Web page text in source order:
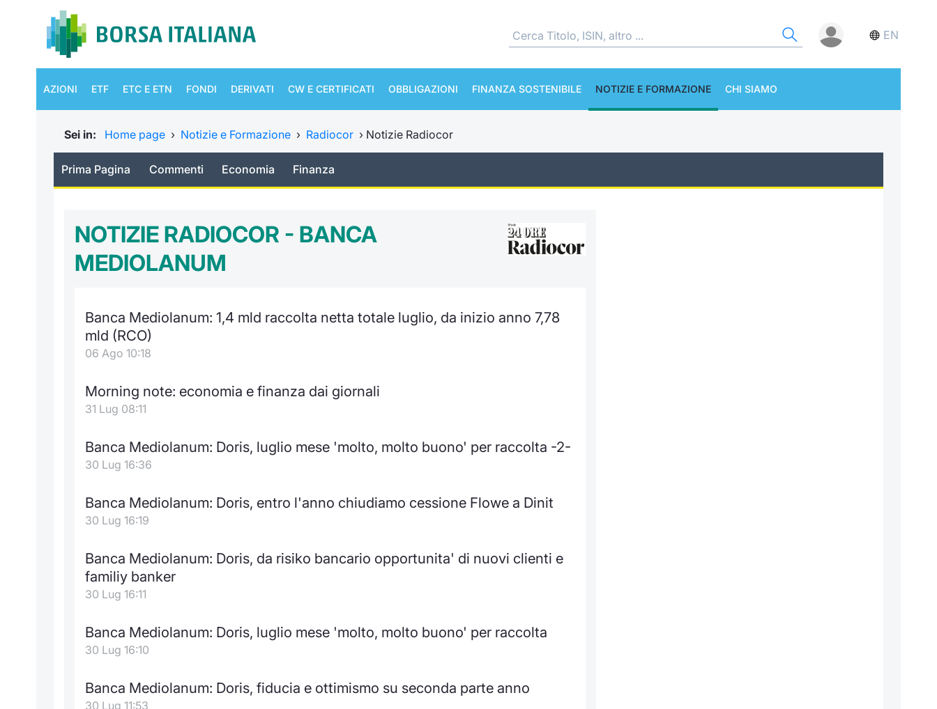
EN
AZIONI ETF ETC E ETN FONDI DERIVATI CW E CERTIFICATI OBBLIGAZIONI FINANZA SOSTENIBILE NOTIZIE E FORMAZIONE CHI SIAMO
Sei in: Home page › Notizie e Formazione › Radiocor › Notizie Radiocor
Prima Pagina Commenti Economia Finanza
NOTIZIE RADIOCOR - BANCA
MEDIOLANUM
Banca Mediolanum: 1,4 mld raccolta netta totale luglio, da inizio anno 7,78
mld (RCO)
06 Ago 10:18
Morning note: economia e finanza dai giornali
31 Lug 08:11
Banca Mediolanum: Doris, luglio mese 'molto, molto buono' per raccolta -2-
30 Lug 16:36
Banca Mediolanum: Doris, entro l'anno chiudiamo cessione Flowe a Dinit
30 Lug 16:19
Banca Mediolanum: Doris, da risiko bancario opportunita' di nuovi clienti e
familiy banker
30 Lug 16:11
Banca Mediolanum: Doris, luglio mese 'molto, molto buono' per raccolta
30 Lug 16:10
Banca Mediolanum: Doris, fiducia e ottimismo su seconda parte anno
30 Lug 11:53